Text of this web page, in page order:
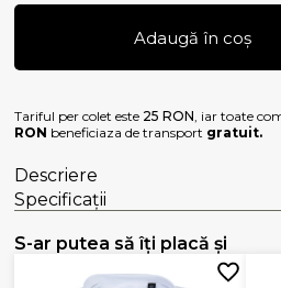
Adaugă în coș
Tariful per colet este 25 RON, iar toate
RON beneficiaza de transport gratuit.
Descriere
Specificații
S-ar putea să îți placă și